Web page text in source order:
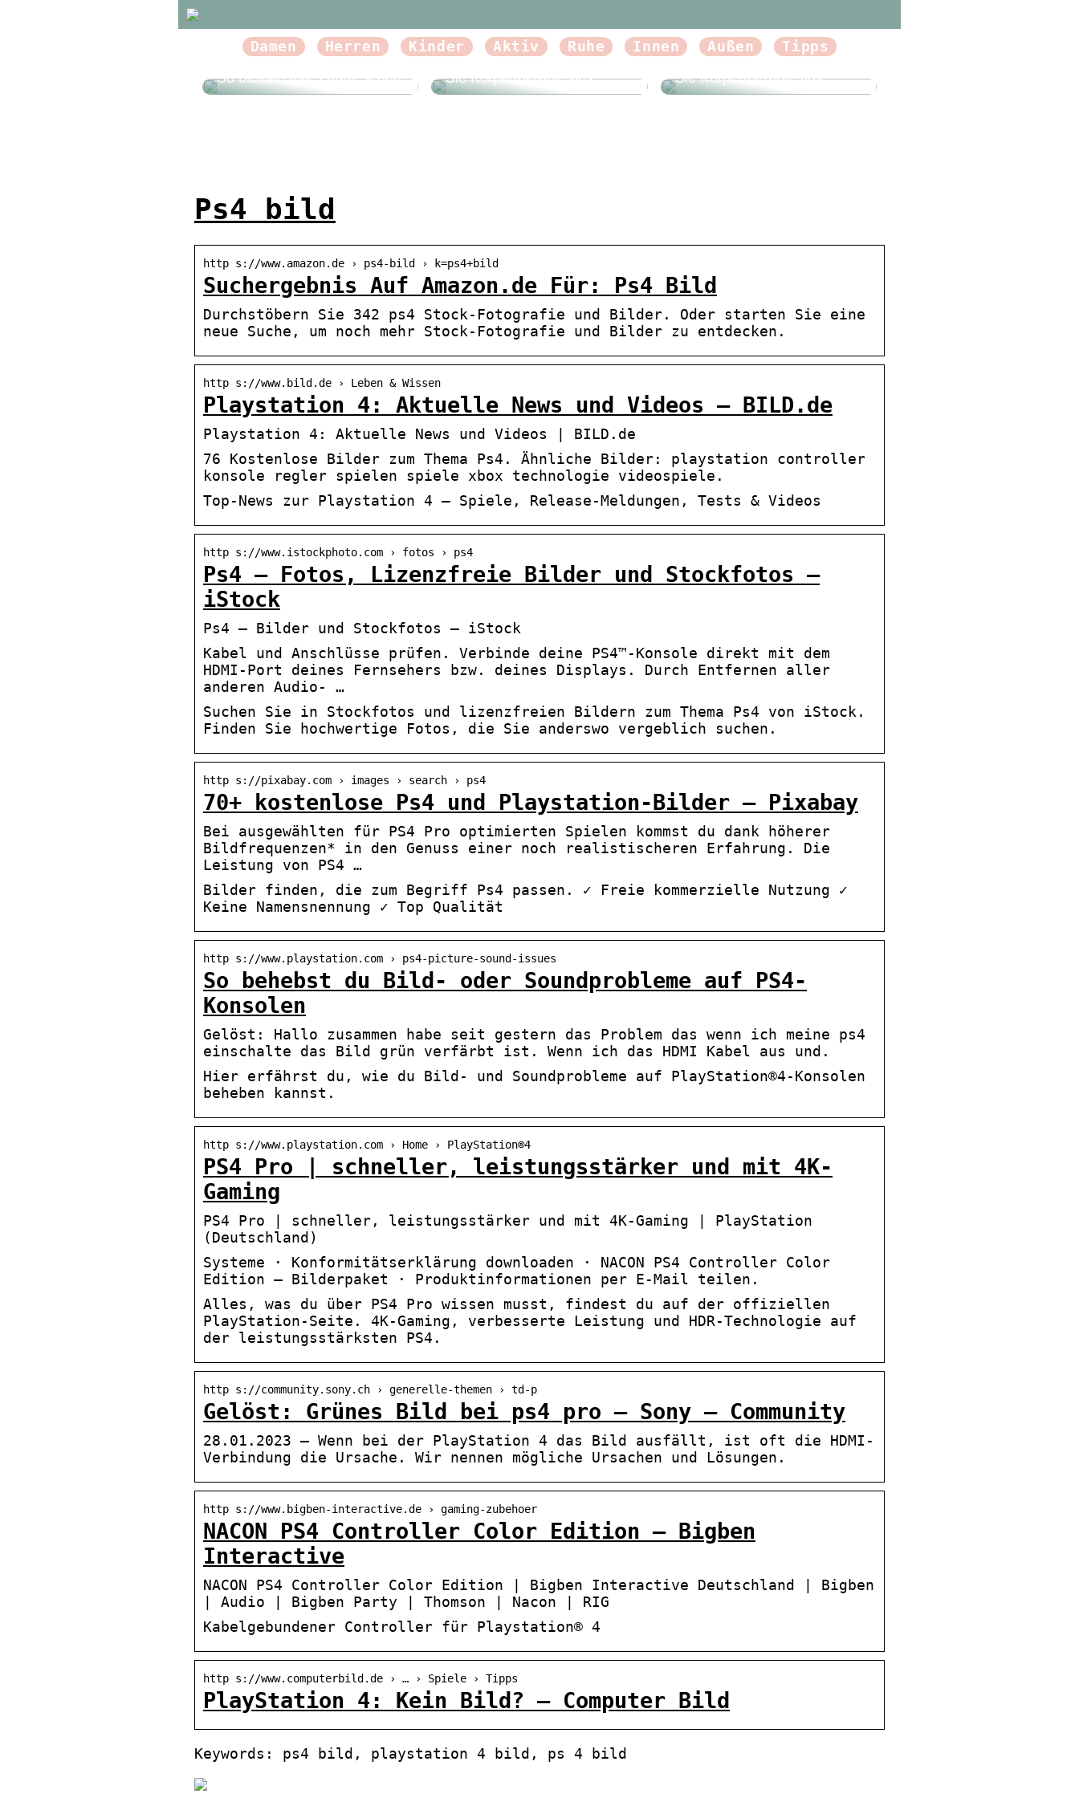
Damen Herren Kinder Aktiv Ruhe Innen Außen Tipps
So bleiben Ihre Zähne schön
Beautyforum.dk Tun Sie sich
Sie Körpertherapie aus
Beautyforum.dk Tun Sie sich
Sie Körpertherapie aus
Ps4 bild
http s://www.amazon.de › ps4-bild › k=ps4+bild
Suchergebnis Auf Amazon.de Für: Ps4 Bild
Durchstöbern Sie 342 ps4 Stock-Fotografie und Bilder. Oder starten Sie eine
neue Suche, um noch mehr Stock-Fotografie und Bilder zu entdecken.
http s://www.bild.de › Leben & Wissen
Playstation 4: Aktuelle News und Videos – BILD.de
Playstation 4: Aktuelle News und Videos | BILD.de
76 Kostenlose Bilder zum Thema Ps4. Ähnliche Bilder: playstation controller
konsole regler spielen spiele xbox technologie videospiele.
Top-News zur Playstation 4 – Spiele, Release-Meldungen, Tests & Videos
http s://www.istockphoto.com › fotos › ps4
Ps4 – Fotos, Lizenzfreie Bilder und Stockfotos –
iStock
Ps4 – Bilder und Stockfotos – iStock
Kabel und Anschlüsse prüfen. Verbinde deine PS4™-Konsole direkt mit dem
HDMI-Port deines Fernsehers bzw. deines Displays. Durch Entfernen aller
anderen Audio- …
Suchen Sie in Stockfotos und lizenzfreien Bildern zum Thema Ps4 von iStock.
Finden Sie hochwertige Fotos, die Sie anderswo vergeblich suchen.
http s://pixabay.com › images › search › ps4
70+ kostenlose Ps4 und Playstation-Bilder – Pixabay
Bei ausgewählten für PS4 Pro optimierten Spielen kommst du dank höherer
Bildfrequenzen* in den Genuss einer noch realistischeren Erfahrung. Die
Leistung von PS4 …
Bilder finden, die zum Begriff Ps4 passen. ✓ Freie kommerzielle Nutzung ✓
Keine Namensnennung ✓ Top Qualität
http s://www.playstation.com › ps4-picture-sound-issues
So behebst du Bild- oder Soundprobleme auf PS4-
Konsolen
Gelöst: Hallo zusammen habe seit gestern das Problem das wenn ich meine ps4
einschalte das Bild grün verfärbt ist. Wenn ich das HDMI Kabel aus und.
Hier erfährst du, wie du Bild- und Soundprobleme auf PlayStation®4-Konsolen
beheben kannst.
http s://www.playstation.com › Home › PlayStation®4
PS4 Pro | schneller, leistungsstärker und mit 4K-
Gaming
PS4 Pro | schneller, leistungsstärker und mit 4K-Gaming | PlayStation
(Deutschland)
Systeme · Konformitätserklärung downloaden · NACON PS4 Controller Color
Edition – Bilderpaket · Produktinformationen per E-Mail teilen.
Alles, was du über PS4 Pro wissen musst, findest du auf der offiziellen
PlayStation-Seite. 4K-Gaming, verbesserte Leistung und HDR-Technologie auf
der leistungsstärksten PS4.
http s://community.sony.ch › generelle-themen › td-p
Gelöst: Grünes Bild bei ps4 pro – Sony – Community
28.01.2023 — Wenn bei der PlayStation 4 das Bild ausfällt, ist oft die HDMI-
Verbindung die Ursache. Wir nennen mögliche Ursachen und Lösungen.
http s://www.bigben-interactive.de › gaming-zubehoer
NACON PS4 Controller Color Edition – Bigben
Interactive
NACON PS4 Controller Color Edition | Bigben Interactive Deutschland | Bigben
| Audio | Bigben Party | Thomson | Nacon | RIG
Kabelgebundener Controller für Playstation® 4
http s://www.computerbild.de › … › Spiele › Tipps
PlayStation 4: Kein Bild? – Computer Bild
Keywords: ps4 bild, playstation 4 bild, ps 4 bild